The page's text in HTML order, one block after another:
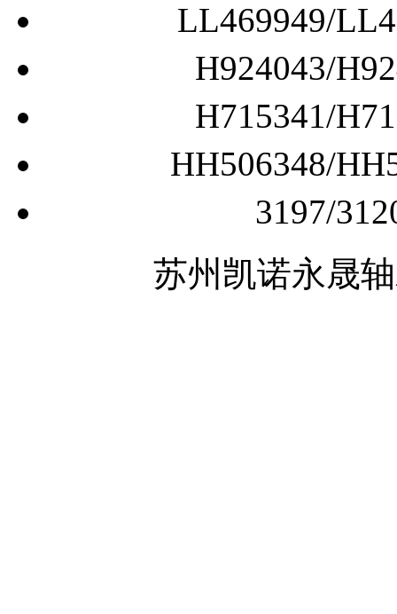
LL469949/
H924043/
H715341/
HH506348/
3197/
苏州凯诺永晟